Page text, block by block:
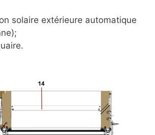
solaire extérieure automatique